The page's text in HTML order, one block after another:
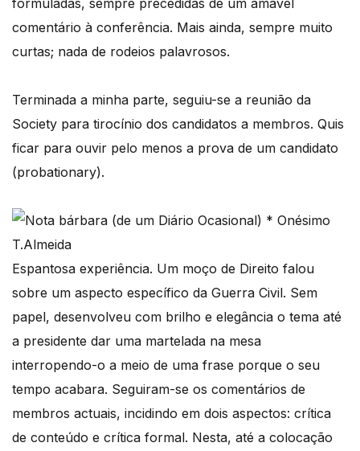
comentário à conferência. Mais ainda, sempre muito
curtas; nada de rodeios palavrosos.
Terminada a minha parte, seguiu-se a reunião da
Society para tirocínio dos candidatos a membros. Quis
ficar para ouvir pelo menos a prova de um candidato
(probationary).
Espantosa experiência. Um moço de Direito falou
sobre um aspecto específico da Guerra Civil. Sem
papel, desenvolveu com brilho e elegância o tema até
a presidente dar uma martelada na mesa
interropendo-o a meio de uma frase porque o seu
tempo acabara. Seguiram-se os comentários de
membros actuais, incidindo em dois aspectos: crítica
de conteúdo e crítica formal. Nesta, até a colocação